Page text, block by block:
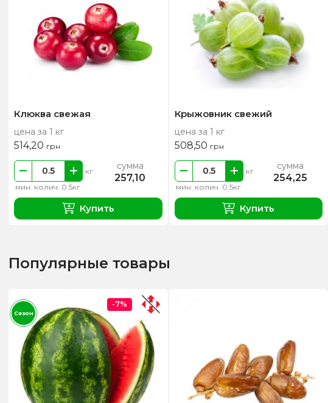
Клюква свежая
цена за 1 кг
514,20 грн
мин. колич. 0.5кг
кг сумма
257,10
Купить
Крыжовник свежий
цена за 1 кг
508,50 грн
мин. колич. 0.5кг
кг сумма
254,25
Купить
Популярные товары
-7%
Сезон